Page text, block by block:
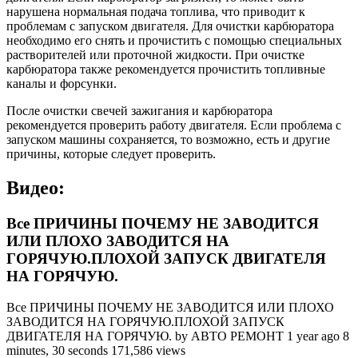
нарушена нормальная подача топлива, что приводит к
проблемам с запуском двигателя. Для очистки карбюратора
необходимо его снять и прочистить с помощью специальных
растворителей или проточной жидкости. При очистке
карбюратора также рекомендуется прочистить топливные
каналы и форсунки.
После очистки свечей зажигания и карбюратора
рекомендуется проверить работу двигателя. Если проблема с
запуском машины сохраняется, то возможно, есть и другие
причины, которые следует проверить.
Видео:
Все ПРИЧИНЫ ПОЧЕМУ НЕ ЗАВОДИТСЯ
ИЛИ ПЛОХО ЗАВОДИТСЯ НА
ГОРЯЧУЮ.ПЛОХОЙ ЗАПУСК ДВИГАТЕЛЯ
НА ГОРЯЧУЮ.
Все ПРИЧИНЫ ПОЧЕМУ НЕ ЗАВОДИТСЯ ИЛИ ПЛОХО
ЗАВОДИТСЯ НА ГОРЯЧУЮ.ПЛОХОЙ ЗАПУСК
ДВИГАТЕЛЯ НА ГОРЯЧУЮ. by АВТО РЕМОНТ 1 year ago 8
minutes, 30 seconds 171,586 views